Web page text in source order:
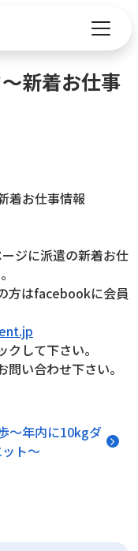
ジに派遣の新着お仕
方はfacebookに会員
して下さい。
い合わせ下さい。
～年内に10kgダ
ト～